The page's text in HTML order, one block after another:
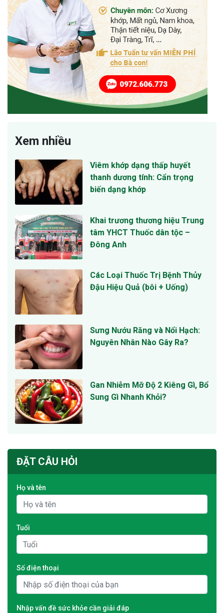
Xem nhiều
Viêm khớp dạng thấp huyết
thanh dương tính: Cẩn trọng
biến dạng khớp
Khai trương thương hiệu Trung
tâm YHCT Thuốc dân tộc –
Đông Anh
Các Loại Thuốc Trị Bệnh Thủy
Đậu Hiệu Quả (bôi + Uống)
Sưng Nướu Răng và Nổi Hạch:
Nguyên Nhân Nào Gây Ra?
Gan Nhiễm Mỡ Độ 2 Kiêng Gì, Bổ
Sung Gì Nhanh Khỏi?
ĐẶT CÂU HỎI
Họ và tên
Tuổi
Số điện thoại
Nhập vấn đề sức khỏe cần giải đáp